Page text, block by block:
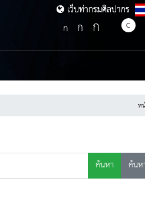
เว็บท่ากรมศิลปากร
เว็บท่ากรมศิลปากร
ก ก ก C
ห
ค้นหา
ค้นห